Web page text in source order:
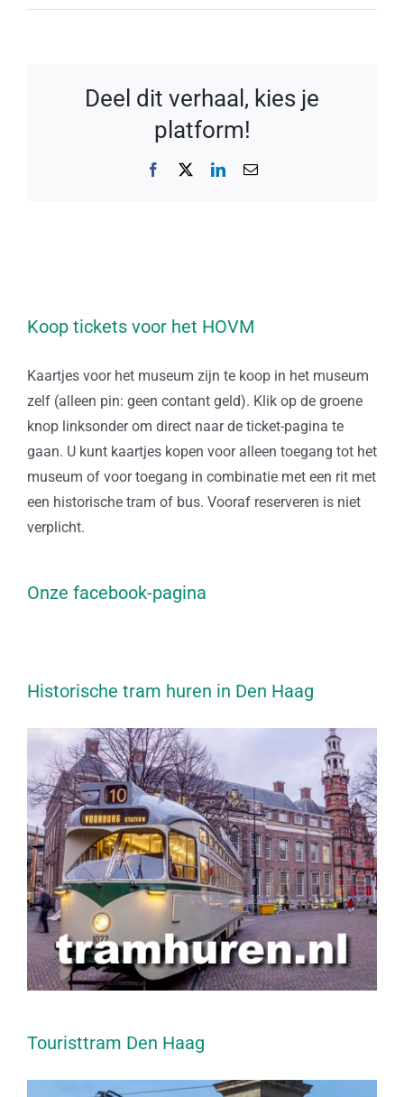
Deel dit verhaal, kies je
platform!
Facebook LinkedIn
E-
Koop tickets voor het HOVM
Kaartjes voor het museum zijn te koop in het museum
zelf (alleen pin: geen contant geld). Klik op de groene
knop linksonder om direct naar de ticket-pagina te
gaan. U kunt kaartjes kopen voor alleen toegang tot het
museum of voor toegang in combinatie met een rit met
een historische tram of bus. Vooraf reserveren is niet
verplicht.
Onze facebook-pagina
Historische tram huren in Den Haag
Touristtram Den Haag